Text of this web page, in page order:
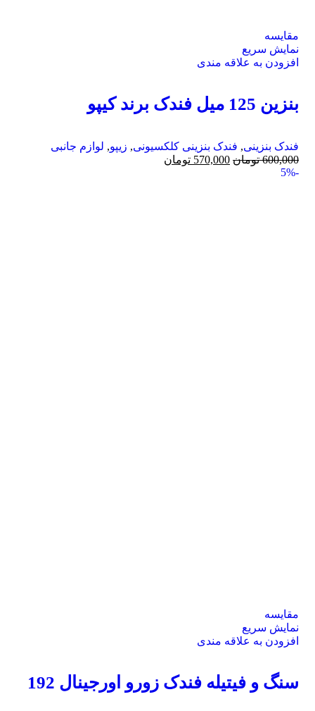
مقايسه
نمایش سریع
افزودن به علاقه مندی
بنزین 125 میل فندک برند کیپو
فندک بنزینی, فندک بنزینی کلکسیونی, زیپو, لوازم جانبی
600,000 تومان 570,000 تومان
-5%
مقايسه
نمایش سریع
افزودن به علاقه مندی
سنگ و فیتیله فندک زورو اورجینال 192